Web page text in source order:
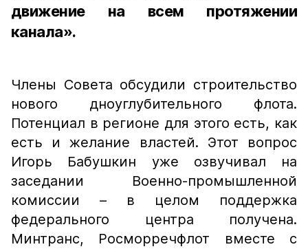
движение на всем протяжении
канала».
Члены Совета обсудили строительство
нового дноуглубительного флота.
Потенциал в регионе для этого есть, как
есть и желание властей. Этот вопрос
Игорь Бабушкин уже озвучивал на
заседании Военно-промышленной
комиссии – в целом поддержка
федерального центра получена.
Минтранс, Росморречфлот вместе с